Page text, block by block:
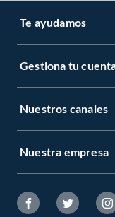
Te ayudamos
Gestiona tu
Nuestros canales
Nuestra empresa